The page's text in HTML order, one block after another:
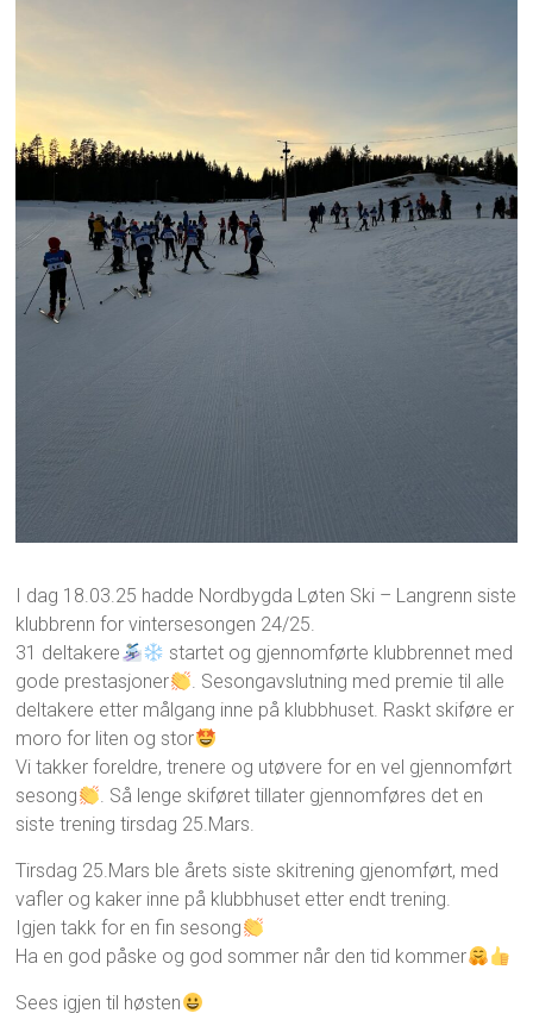
I dag 18.03.25 hadde Nordbygda Løten Ski – Langrenn siste
klubbrenn for vintersesongen 24/25.
31 deltakere
startet og gjennomførte klubbrennet med
gode prestasjoner
. Sesongavslutning med premie til alle
deltakere etter målgang inne på klubbhuset. Raskt skiføre er
moro for liten og stor
Vi takker foreldre, trenere og utøvere for en vel gjennomført
sesong
. Så lenge skiføret tillater gjennomføres det en
siste trening tirsdag 25.Mars.
Tirsdag 25.Mars ble årets siste skitrening gjenomført, med
vafler og kaker inne på klubbhuset etter endt trening.
Igjen takk for en fin sesong
Ha en god påske og god sommer når den tid kommer
Sees igjen til høsten